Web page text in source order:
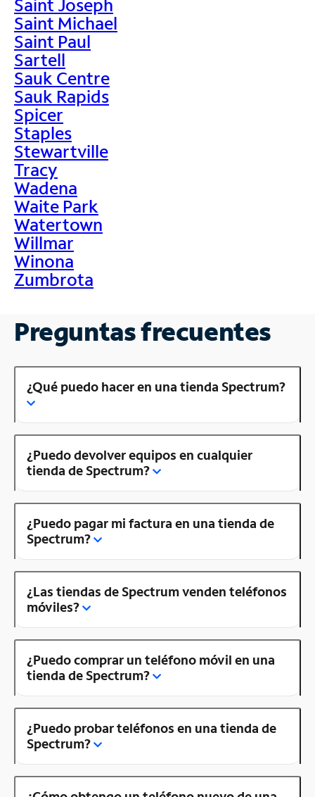
Saint Joseph
Saint Michael
Saint Paul
Sartell
Sauk Centre
Sauk Rapids
Spicer
Staples
Stewartville
Tracy
Wadena
Waite Park
Watertown
Willmar
Winona
Zumbrota
Preguntas frecuentes
¿Qué puedo hacer en una tienda Spectrum?
¿Puedo devolver equipos en cualquier
tienda de Spectrum?
¿Puedo pagar mi factura en una tienda de
Spectrum?
¿Las tiendas de Spectrum venden teléfonos
móviles?
¿Puedo comprar un teléfono móvil en una
tienda de Spectrum?
¿Puedo probar teléfonos en una tienda de
Spectrum?